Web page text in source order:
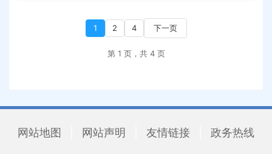
1 2 4 下一页
第 1 页，共 4 页
网站地图 网站声明 友情链接 政务热线